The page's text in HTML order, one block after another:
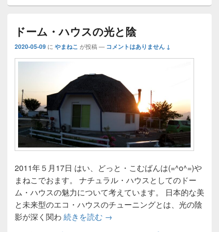
ドーム・ハウスの光と陰
2020-05-09 に やまねこ が投稿 — コメントはありません ↓
2011年５月17日 はい、どっと・こむばんは(=^o^=)や
まねこでおます。 ナチュラル・ハウスとしてのドー
ム・ハウスの魅力について考えています。 日本的な美
と未来型のエコ・ハウスのチューニングとは、光の陰
影が深く関わ 続きを読む ドーム・ハウスの光と陰
→